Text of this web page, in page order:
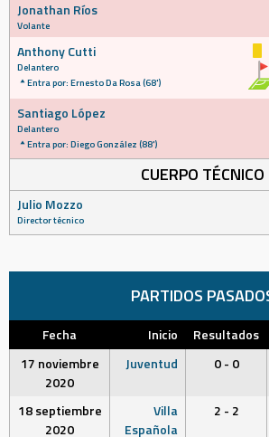
Jonathan Ríos
Volante
Anthony Cutti
Delantero
Entra por: Ernesto Da Rosa (68')
Santiago López
Delantero
Entra por: Diego González (88')
CUERPO TÉCNICO
Julio Mozzo
Director técnico
PARTIDOS
Fecha Inicio Resultados
17 noviembre
2020
Juventud 0 - 0
18 septiembre
2020
Villa
Española
2 - 2